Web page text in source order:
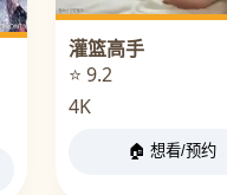
灌篮高手
⭐ 9.2
4K
🏠 想看/预约